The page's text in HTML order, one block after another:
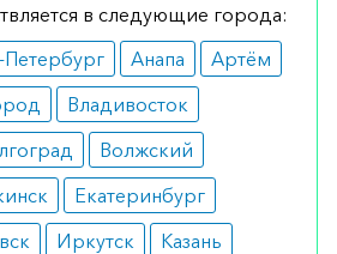
в следующие города:
Петербург Анапа
Артём
Владивосток
Волжский
Екатеринбург
Иркутск
Казань